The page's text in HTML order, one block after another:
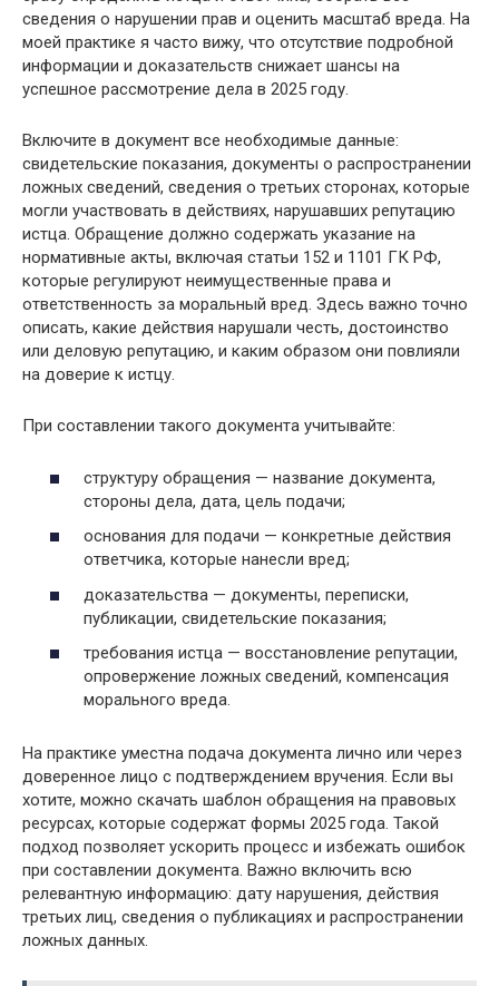
сведения о нарушении прав и оценить масштаб вреда. На
моей практике я часто вижу, что отсутствие подробной
информации и доказательств снижает шансы на
успешное рассмотрение дела в 2025 году.
Включите в документ все необходимые данные:
свидетельские показания, документы о распространении
ложных сведений, сведения о третьих сторонах, которые
могли участвовать в действиях, нарушавших репутацию
истца. Обращение должно содержать указание на
нормативные акты, включая статьи 152 и 1101 ГК РФ,
которые регулируют неимущественные права и
ответственность за моральный вред. Здесь важно точно
описать, какие действия нарушали честь, достоинство
или деловую репутацию, и каким образом они повлияли
на доверие к истцу.
При составлении такого документа учитывайте:
структуру обращения — название документа,
стороны дела, дата, цель подачи;
основания для подачи — конкретные действия
ответчика, которые нанесли вред;
доказательства — документы, переписки,
публикации, свидетельские показания;
требования истца — восстановление репутации,
опровержение ложных сведений, компенсация
морального вреда.
На практике уместна подача документа лично или через
доверенное лицо с подтверждением вручения. Если вы
хотите, можно скачать шаблон обращения на правовых
ресурсах, которые содержат формы 2025 года. Такой
подход позволяет ускорить процесс и избежать ошибок
при составлении документа. Важно включить всю
релевантную информацию: дату нарушения, действия
третьих лиц, сведения о публикациях и распространении
ложных данных.